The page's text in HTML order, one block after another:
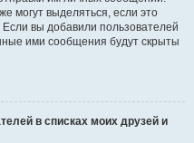
могут выделяться, если это
вы добавили пользователей
ими сообщения будут скрыты
в списках моих друзей и